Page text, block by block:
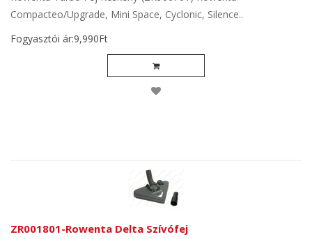
Compacteo/Upgrade, Mini Space, Cyclonic, Silence..
Fogyasztói ár:9,990Ft
ZR001801-Rowenta Delta Szívófej